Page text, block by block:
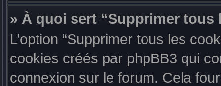
» À quoi sert “Supprimer
L’option “Supprimer tous les
cookies créés par phpBB3 qui
connexion sur le forum. Cela